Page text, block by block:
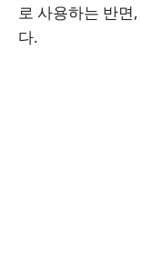
로 사용하는 반면
다.